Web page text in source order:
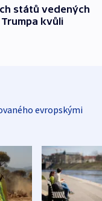
států vedených
kvůli
evropskými